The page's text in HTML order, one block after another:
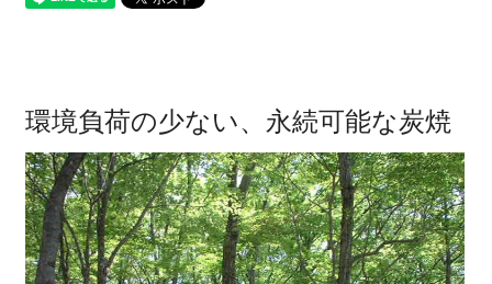
環境負荷の少ない、永続可能な炭焼